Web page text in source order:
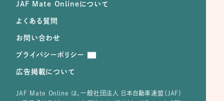
JAF Mate Onlineについて
よくある質問
お問い合わせ
プライバシーポリシー
広告掲載について
JAF Mate Online は、⼀般社団法⼈ ⽇本⾃動⾞連盟（JAF）